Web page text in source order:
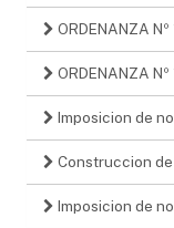
ORDENANZA
ORDENANZA
Imposicion de
Construccion
Imposicion de